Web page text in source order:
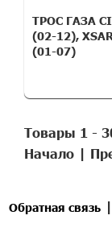
ТРОС ГАЗА
(02-12),
(01-07)
Товары 1 -
Начало |
Обратная связь|